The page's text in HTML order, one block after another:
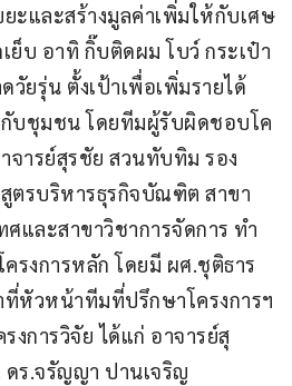
ะและสร้างมูลค่าเพิ่มให้กับเศษ
ย็บ อาทิ กิ๊บติดผม โบว์ กระเป๋า
วัยรุ่น ตั้งเป้าเพื่อเพิ่มรายได้
กับชุมชน โดยทีมผู้รับผิดชอบโค
จารย์สุรชัย สวนทับทิม รอง
รบริหารธุรกิจบัณฑิต สาขา
ศและสาขาวิชาการจัดการ ทำ
งการหลัก โดยมี ผศ.ชุติธาร
หัวหน้าทีมที่ปรึกษาโครงการฯ
การวิจัย ได้แก่ อาจารย์สุ
ร.จรัญญา ปานเจริญ